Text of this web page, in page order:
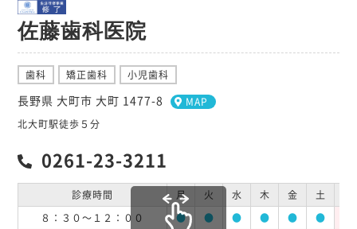
佐藤歯科医院
歯科 矯正歯科 小児歯科
長野県 大町市 大町 1477-8
MAP
北大町駅徒歩５分
0261-23-3211
診療時間 月 火 水 木 金 土
８：３０～１２：００
● ● ● ● ● ●